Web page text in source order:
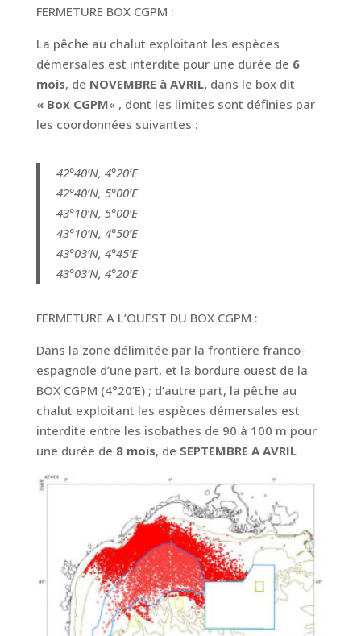
FERMETURE BOX CGPM :
La pêche au chalut exploitant les espèces
démersales est interdite pour une durée de 6
mois, de NOVEMBRE à AVRIL,dans le box dit
« Box CGPM« , dont les limites sont définies par
les coordonnées suivantes :
42°40’N, 4°20’E
42°40’N, 5°00’E
43°10’N, 5°00’E
43°10’N, 4°50’E
43°03’N, 4°45’E
43°03’N, 4°20’E
FERMETURE A L’OUEST DU BOX CGPM :
Dans la zone délimitée par la frontière franco-
espagnole d’une part, et la bordure ouest de la
BOX CGPM (4°20’E) ; d’autre part, la pêche au
chalut exploitant les espèces démersales est
interdite entre les isobathes de 90 à 100 m pour
une durée de 8 mois, de SEPTEMBRE A AVRIL